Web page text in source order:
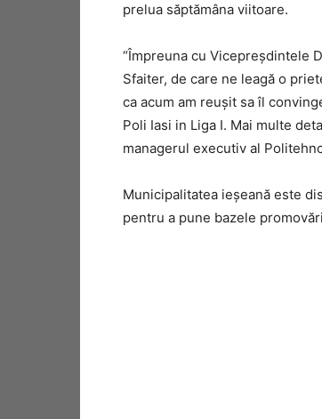
prelua săptămâna viitoare.
“Împreuna cu Vicepreșdintele
Sfaiter, de care ne leagă o
ca acum am reușit sa îl
Poli Iasi in Liga I. Mai multe
managerul executiv al
Municipalitatea ieșeană este
pentru a pune bazele